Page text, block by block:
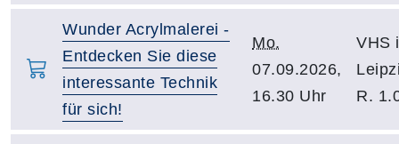
Wunder Acrylmalerei -
Entdecken Sie diese
interessante Technik
für sich!
Mo.
07.09.2026,
16.30 Uhr
VHS
R.